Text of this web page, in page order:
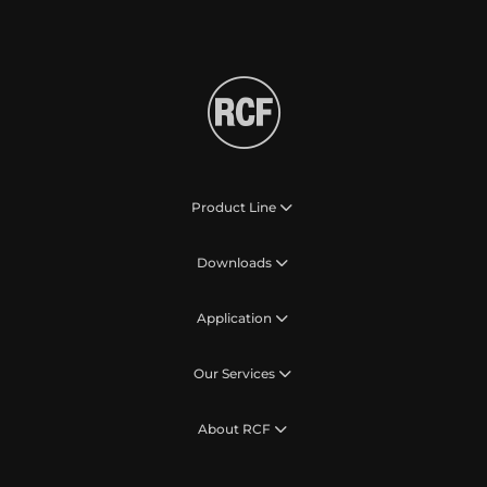
Product Line
Downloads
Application
Our Services
About RCF